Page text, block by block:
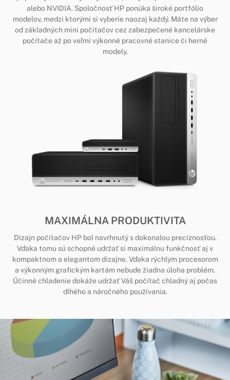
alebo NVIDIA. Spoločnosť HP ponúka široké portfólio
modelov, medzi ktorými si vyberie naozaj každý. Máte na výber
od základných mini počítačov cez zabezpečené kancelárske
počítače až po veľmi výkonné pracovné stanice či herné
modely.
MAXIMÁLNA PRODUKTIVITA
Dizajn počítačov HP bol navrhnutý s dokonalou precíznosťou.
Vďaka tomu sú schopné udržať si maximálnu funkčnosť aj v
kompaktnom a elegantom dizajne. Vďaka rýchlym procesorom
a výkonným grafickým kartám nebude žiadna úloha problém.
Účinné chladenie dokáže udržať Váš počítač chladný aj počas
dlhého a náročného používania.